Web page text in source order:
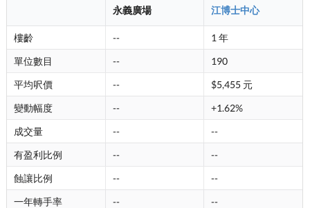
永義廣場 江博士中心
樓齡 --
1 年
單位數目
--
190
平均呎價
--
$5,455 元
變動幅度
--
+1.62%
成交量
--
--
有盈利比例
--
--
蝕讓比例
--
--
一年轉手率
-- --